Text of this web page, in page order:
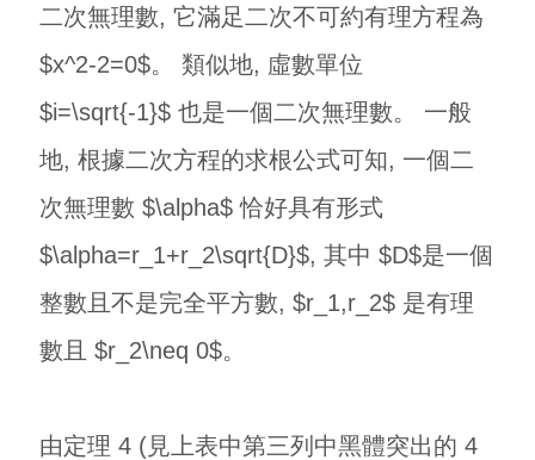
二次無理數, 它滿足二次不可約有理方程為
$x^2-2=0$。 類似地, 虛數單位
$i=\sqrt{-1}$ 也是一個二次無理數。 一般
地, 根據二次方程的求根公式可知, 一個二
次無理數 $\alpha$ 恰好具有形式
$\alpha=r_1+r_2\sqrt{D}$, 其中 $D$是一個
整數且不是完全平方數, $r_1,r_2$ 是有理
數且 $r_2\neq 0$。
由定理 4 (見上表中第三列中黑體突出的 4